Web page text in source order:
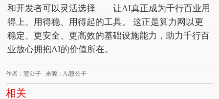
和开发者可以灵活选择——让AI真正成为千行百业用
得上、用得稳、用得起的工具。 这正是算力网以更
稳定、更安全、更高效的基础设施能力，助力千行百
业放心拥抱AI的价值所在。
作者：慧公子 来源：Ai慧公子
相关